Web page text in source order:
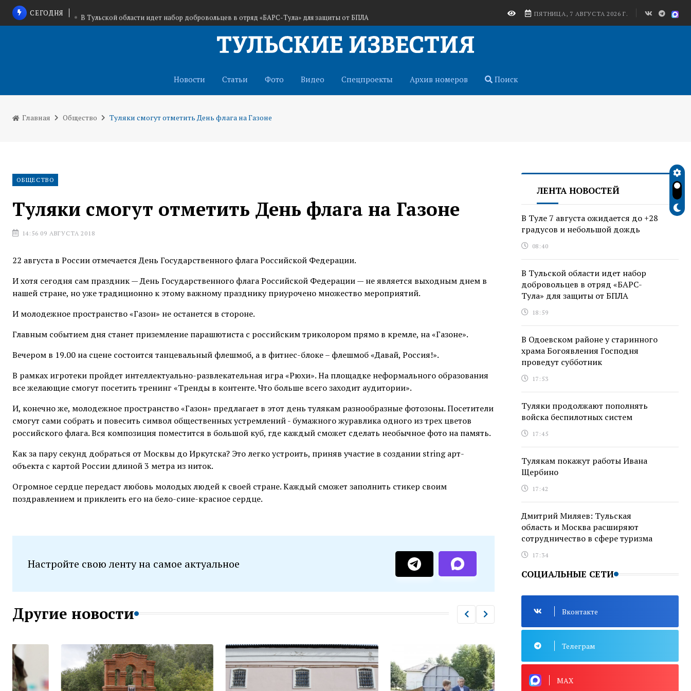
СЕГОДНЯ В Тульской области идет набор добровольцев в отряд «БАРС-Тула» для защиты от БПЛА
В Туле 7 августа ожидается до +28 градусов и небольшой дождь
ПЯТНИЦА, 7 АВГУСТА 2026 Г.
Новости Статьи Фото Видео Спецпроекты Архив номеров Поиск
Главная Общество Туляки смогут отметить День флага на Газоне
ОБЩЕСТВО
Туляки смогут отметить День флага на Газоне
14:56 09 АВГУСТА 2018
22 августа в России отмечается День Государственного флага Российской Федерации.
И хотя сегодня сам праздник — День Государственного флага Российской Федерации — не является выходным днем в
нашей стране, но уже традиционно к этому важному празднику приурочено множество мероприятий.
И молодежное пространство «Газон» не останется в стороне.
Главным событием дня станет приземление парашютиста с российским триколором прямо в кремле, на «Газоне».
Вечером в 19.00 на сцене состоится танцевальный флешмоб, а в фитнес-блоке – флешмоб «Давай, Россия!».
В рамках игротеки пройдет интеллектуально-развлекательная игра «Рюхи». На площадке неформального образования
все желающие смогут посетить тренинг «Тренды в контенте. Что больше всего заходит аудитории».
И, конечно же, молодежное пространство «Газон» предлагает в этот день тулякам разнообразные фотозоны. Посетители
смогут сами собрать и повесить символ общественных устремлений - бумажного журавлика одного из трех цветов
российского флага. Вся композиция поместится в большой куб, где каждый сможет сделать необычное фото на память.
Как за пару секунд добраться от Москвы до Иркутска? Это легко устроить, приняв участие в создании string арт-
объекта с картой России длиной 3 метра из ниток.
Огромное сердце передаст любовь молодых людей к своей стране. Каждый сможет заполнить стикер своим
поздравлением и приклеить его на бело-сине-красное сердце.
Настройте свою ленту на самое актуальное
Другие новости
ЛЕНТА НОВОСТЕЙ
В Туле 7 августа ожидается до +28
градусов и небольшой дождь
08:40
В Тульской области идет набор
добровольцев в отряд «БАРС-
Тула» для защиты от БПЛА
18:59
В Одоевском районе у старинного
храма Богоявления Господня
проведут субботник
17:53
Туляки продолжают пополнять
войска беспилотных систем
17:45
Тулякам покажут работы Ивана
Щербино
17:42
Дмитрий Миляев: Тульская
область и Москва расширяют
сотрудничество в сфере туризма
17:34
СОЦИАЛЬНЫЕ СЕТИ
Вконтакте
Телеграм
MAX